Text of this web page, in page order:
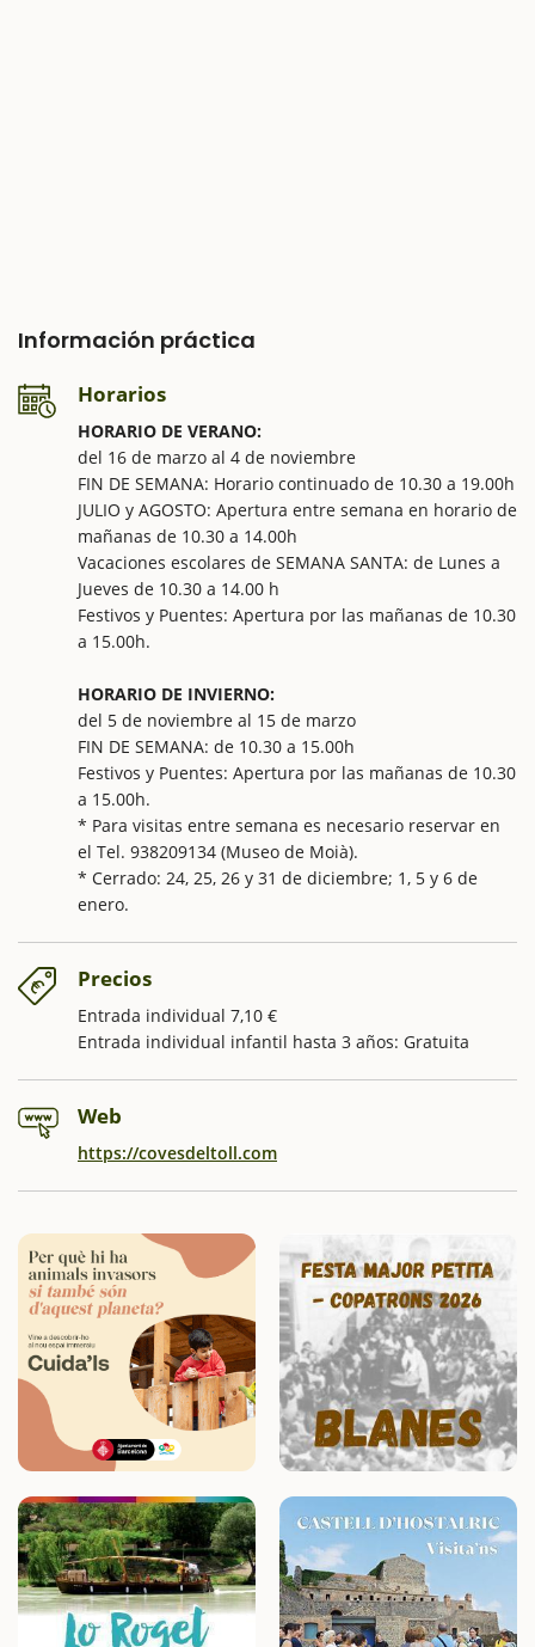
Información práctica
Horarios
HORARIO DE VERANO:
del 16 de marzo al 4 de noviembre
FIN DE SEMANA: Horario continuado de 10.30 a 19.00h
JULIO y AGOSTO: Apertura entre semana en horario de
mañanas de 10.30 a 14.00h
Vacaciones escolares de SEMANA SANTA: de Lunes a
Jueves de 10.30 a 14.00 h
Festivos y Puentes: Apertura por las mañanas de 10.30
a 15.00h.
HORARIO DE INVIERNO:
del 5 de noviembre al 15 de marzo
FIN DE SEMANA: de 10.30 a 15.00h
Festivos y Puentes: Apertura por las mañanas de 10.30
a 15.00h.
* Para visitas entre semana es necesario reservar en
el Tel. 938209134 (Museo de Moià).
* Cerrado: 24, 25, 26 y 31 de diciembre; 1, 5 y 6 de
enero.
Precios
Entrada individual 7,10 €
Entrada individual infantil hasta 3 años: Gratuita
Web
https://covesdeltoll.com